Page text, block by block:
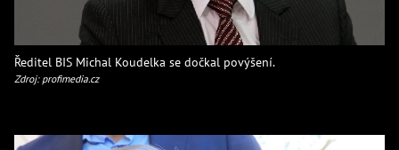
Ředitel BIS Michal Koudelka se dočkal povýšení.
Zdroj: profimedia.cz